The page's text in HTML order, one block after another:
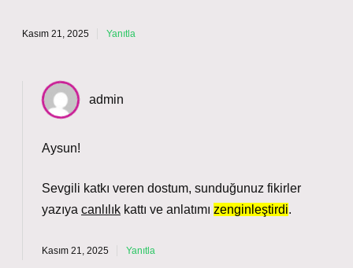
Kasım 21, 2025 Yanıtla
admin
Aysun!
Sevgili katkı veren dostum, sunduğunuz fikirler
yazıya canlılık kattı ve anlatımı zenginleştirdi.
Kasım 21, 2025 Yanıtla